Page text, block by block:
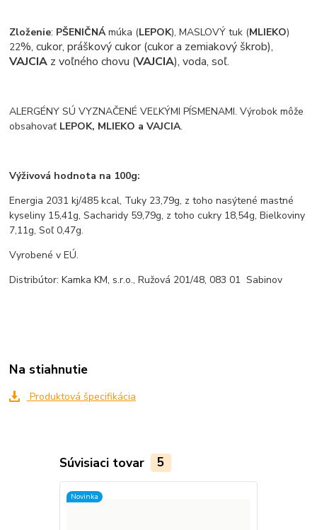
Zloženie: PŠENIČNÁmúka (LEPOK), MASLOVÝ tuk (MLIEKO)
22%, cukor, práškový cukor (cukor a zemiakový škrob),
VAJCIA z voľného chovu (VAJCIA), voda, soľ.
ALERGÉNY SÚ VYZNAČENÉ VEĽKÝMI PÍSMENAMI. Výrobok môže
obsahovať LEPOK, MLIEKO a VAJCIA.
Výživová hodnota na 100g:
Energia 2031 kj/485 kcal, Tuky 23,79g, z toho nasýtené mastné
kyseliny 15,41g, Sacharidy 59,79g, z toho cukry 18,54g, Bielkoviny
7,11g, Soľ 0,47g.
Vyrobené v EÚ.
Distribútor: Kamka KM, s.r.o., Ružová 201/48, 083 01 Sabinov
Na stiahnutie
Produktová špecifikácia
Súvisiaci tovar 5
Novinka